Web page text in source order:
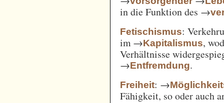
in die Funktion des →
Fetischismus:
im →Kapitalismus,
Verhältnisse
→Entfremdung.
Freiheit: →
Fähigkeit, so oder auch